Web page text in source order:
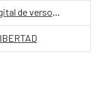
"Dame un poema": un dispensador digital de versos, en el Día Mundial de la Poesía